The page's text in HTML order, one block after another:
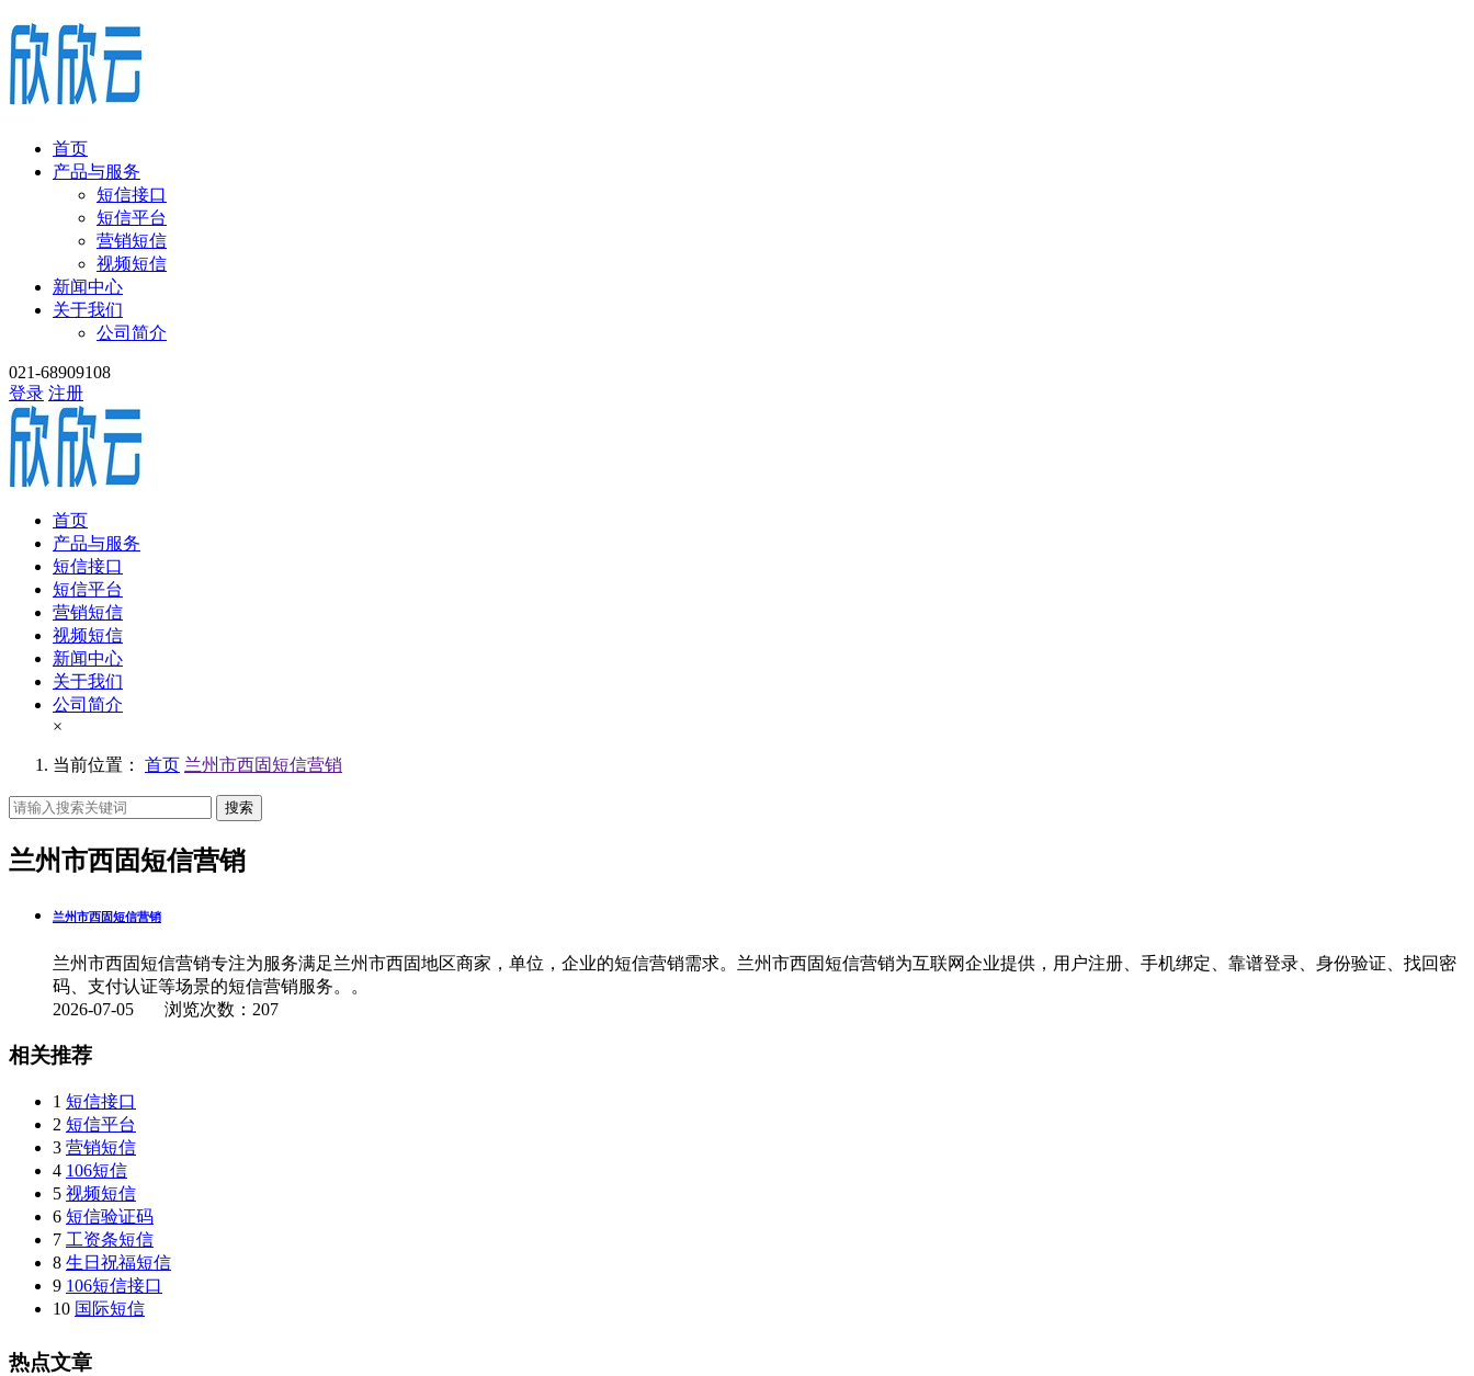
首页
产品与服务
短信接口
短信平台
营销短信
视频短信
新闻中心
关于我们
公司简介
021-68909108
登录 注册
首页
产品与服务
短信接口
短信平台
营销短信
视频短信
新闻中心
关于我们
公司简介
×
当前位置： 首页 兰州市西固短信营销
搜索
兰州市西固短信营销
兰州市西固短信营销
兰州市西固短信营销专注为服务满足兰州市西固地区商家，单位，企业的短信营销需求。兰州市西固短信营销为互联网企业提供，用户注册、手机绑定、靠谱登录、身份验证、找回密
码、支付认证等场景的短信营销服务。。
2026-07-05 浏览次数：207
相关推荐
1 短信接口
2 短信平台
3 营销短信
4 106短信
5 视频短信
6 短信验证码
7 工资条短信
8 生日祝福短信
9 106短信接口
10 国际短信
热点文章